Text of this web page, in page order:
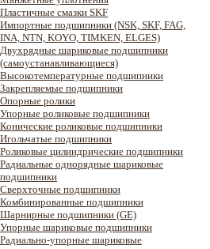
Пластичные смазки SKF
Импортные подшипники (NSK, SKF, FAG,
INA, NTN, KOYO, TIMKEN, ELGES)
Двухрядные шариковые подшипники
(самоустанавливающиеся)
Высокотемпературные подшипники
Закрепляемые подшипники
Опорные ролики
Упорные роликовые подшипники
Конические роликовые подшипники
Игольчатые подшипники
Роликовые цилиндрические подшипники
Радиальные однорядные шариковые
подшипники
Сверхточные подшипники
Комбинированные подшипники
Шарнирные подшипники (GE)
Упорные шариковые подшипники
Радиально-упорные шариковые